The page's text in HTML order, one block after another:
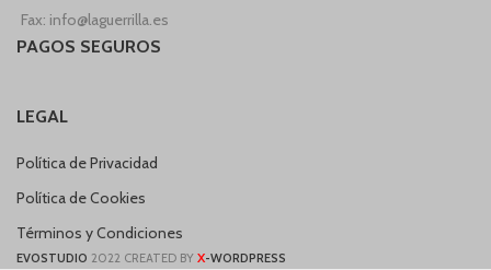
Fax: info@laguerrilla.es
PAGOS SEGUROS
LEGAL
Política de Privacidad
Política de Cookies
Términos y Condiciones
EVOSTUDIO 2022 CREATED BY X-WORDPRESS